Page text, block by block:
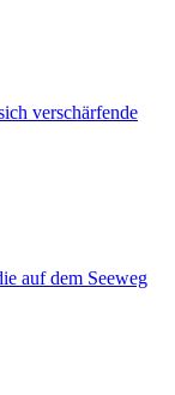
verschärfende
auf dem Seeweg